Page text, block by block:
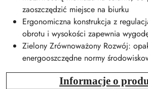
zaoszczędzić miejsce na biurku
Ergonomiczna konstrukcja z
obrotu i wysokości zapewnia
Zielony Zrównoważony Rozwój:
energooszczędne normy
Informacje o